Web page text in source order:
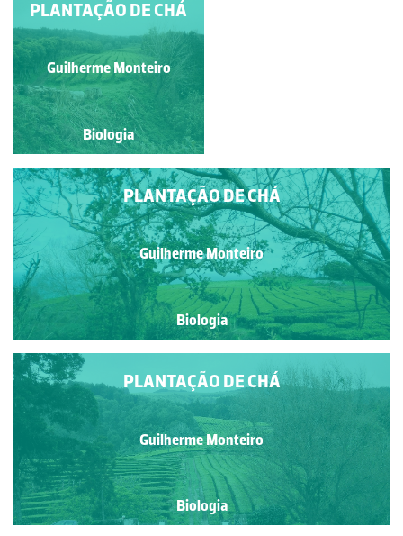
PLANTAÇÃO DE CHÁ
Paulo Talhadas dos Santos
Biologia
PLANTAÇÃO DE CHÁ
Guilherme Monteiro
Biologia
PLANTAÇÃO DE CHÁ
Guilherme Monteiro
Biologia
PLANTAÇÃO DE CHÁ
Guilherme Monteiro
Biologia